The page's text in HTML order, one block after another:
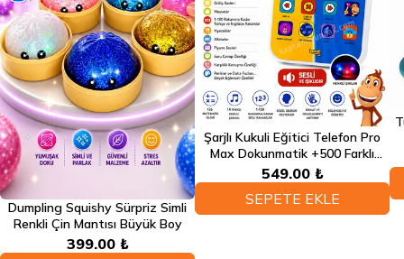
Dumpling Squishy Sürpriz Simli
Renkli Çin Mantısı Büyük Boy
399.00 ₺
SEPETE EKLE
Şarjlı Kukuli Eğitici Telefon Pro
Max Dokunmatik +500 Farklı
Eğitici Türkçe Sesli Fonksiyonlu
Telefon
549.00 ₺